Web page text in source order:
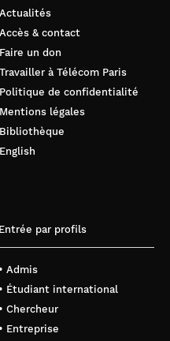
Actualités
Accès & contact
Faire un don
Travailler à Télécom Paris
Politique de confidentialité
Mentions légales
Bibliothèque
English
Entrée par profils
• Admis
• Étudiant international
• Chercheur
• Entreprise